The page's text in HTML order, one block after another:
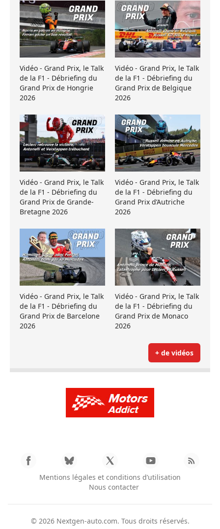
Vidéo - Grand Prix, le Talk
de la F1 - Débriefing du
Grand Prix de Hongrie
2026
Vidéo - Grand Prix, le Talk
de la F1 - Débriefing du
Grand Prix de Belgique
2026
Vidéo - Grand Prix, le Talk
de la F1 - Débriefing du
Grand Prix de Grande-
Bretagne 2026
Vidéo - Grand Prix, le Talk
de la F1 - Débriefing du
Grand Prix d’Autriche
2026
Vidéo - Grand Prix, le Talk
de la F1 - Débriefing du
Grand Prix de Barcelone
2026
Vidéo - Grand Prix, le Talk
de la F1 - Débriefing du
Grand Prix de Monaco
2026
+ de vidéos
Mentions légales et conditions d’utilisation
Nous contacter
© 2026 Nextgen-auto.com. Tous droits réservés.